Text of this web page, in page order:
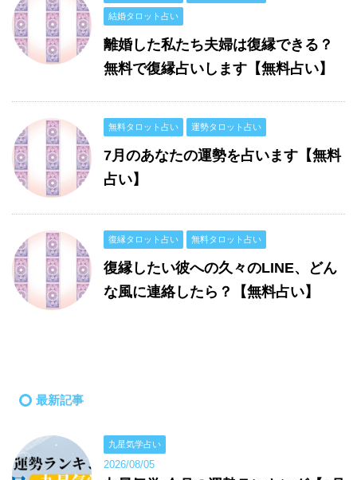
結婚タロット占い
離婚した私たち夫婦は復縁できる？
無料で復縁占いします【無料占い】
無料タロット占い 運勢タロット占い
7月のあなたの運勢を占います【無料
占い】
復縁タロット占い 無料タロット占い
復縁したい彼への久々のLINE、どん
な風に連絡したら？【無料占い】
最新記事
九星気学占い
2026/08/05